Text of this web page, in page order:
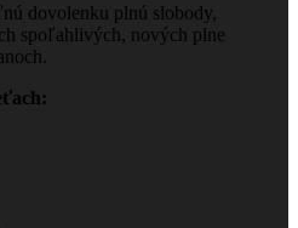
dovolenku plnú slobody,
spoľahlivých, nových plne